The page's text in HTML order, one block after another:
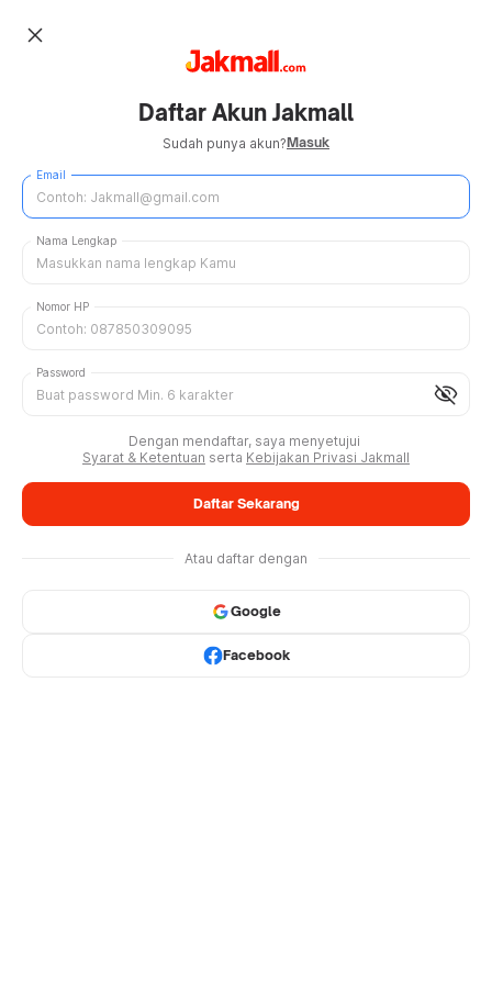
close
Daftar Akun Jakmall
Sudah punya akun?Masuk
Email
Nama Lengkap
Nomor HP
visibility_off
Password
Dengan mendaftar, saya menyetujui
Syarat & Ketentuan serta Kebijakan Privasi Jakmall
Daftar Sekarang
Atau daftar dengan
Google
Facebook